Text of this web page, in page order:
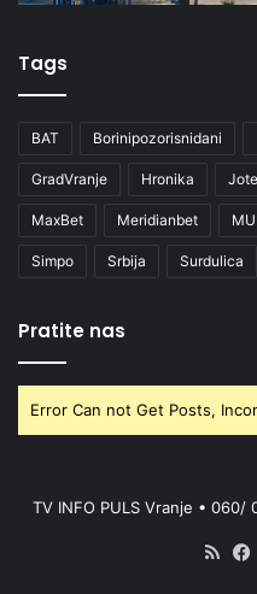
Tags
BAT Borinipozorisnidani
GradVranje Hronika
MaxBet Meridianbet
Simpo Srbija Surdulica
Pratite nas
Error Can not Get Posts,
TV INFO PULS Vranje •
RSS